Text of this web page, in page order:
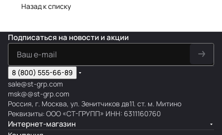
Назад к списку
Подписаться на новости и акции
8 (800) 555-66-89
sale@st-grp.com
msk@@st-grp.com
Россия, г. Москва, ул. Зенитчиков дв11. ст. м. Митино
Реквизиты: ООО «СТ-ГРУПП» ИНН: 6311160760
Интернет-магазин